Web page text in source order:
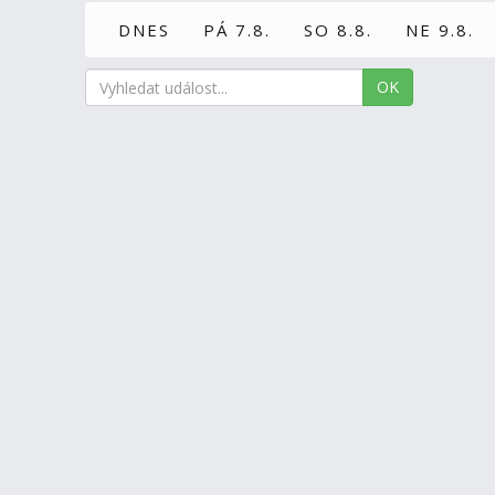
DNES PÁ 7.8. SO 8.8. NE 9.8.
OK